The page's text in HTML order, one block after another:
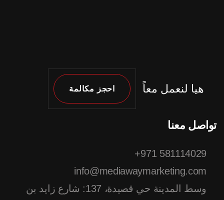
هيا لنعمل معاً احجز مكالمة
تواصل معنا
581114029 971+
info@mediawaymarketing.com
وسط المدينة حي قصيدة، 137: شارع زايد بن